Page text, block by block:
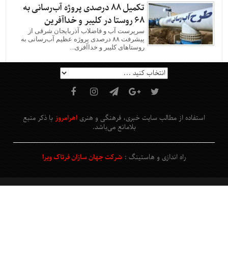
تکمیل ۸۸ درصدی پروژه آب‌رسانی به
۶۸ روستا در کلیبر و خداآفرین
سرپرست آب و فاضلاب آذربایجان شرقی از
پیشرفت ۸۸ درصدی پروژه عظیم آب‌رسانی به
روستاهای کلیبر و خداآفری...
استفاده از مطالب سایت خبری، فرهنگی و هنری اهرامروز با ذکر منبع
بلامانع می‌باشد.
راه اندازی و هاستینگ :شرکت جهان سازان فرتاک ویرا